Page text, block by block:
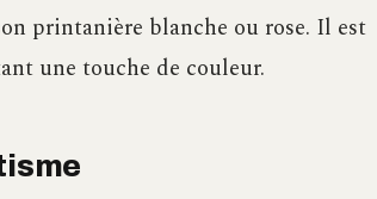
printanière blanche ou rose. Il est
une touche de couleur.